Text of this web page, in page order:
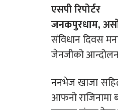
एसपी रिपोर्टर
जनकपुरधाम,
संविधान दिवस
जेनजीको
ननभेज खाजा
आफनो राजिनामा